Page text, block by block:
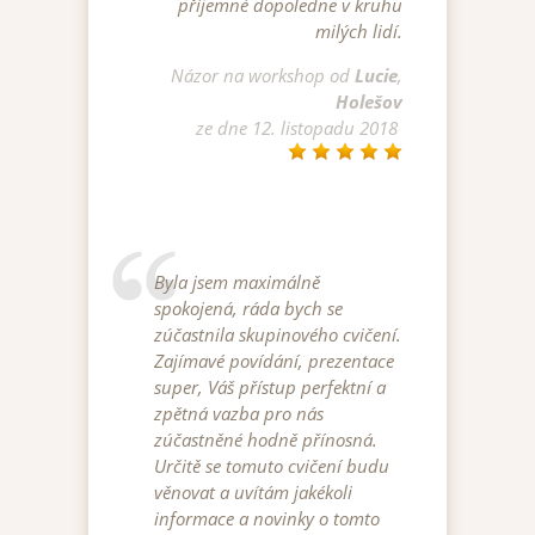
příjemné dopoledne v kruhu
milých lidí.
Názor na workshop od Lucie,
Holešov
ze dne 12. listopadu 2018
Byla jsem maximálně
spokojená, ráda bych se
zúčastnila skupinového cvičení.
Zajímavé povídání, prezentace
super, Váš přístup perfektní a
zpětná vazba pro nás
zúčastněné hodně přínosná.
Určitě se tomuto cvičení budu
věnovat a uvítám jakékoli
informace a novinky o tomto